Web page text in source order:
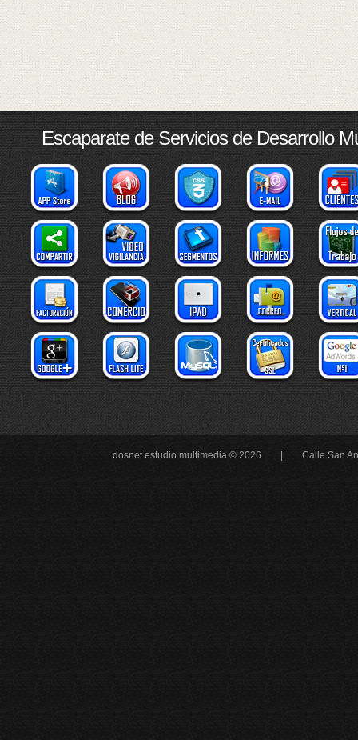
Escaparate de Servicios de Desarrollo
dosnet estudio multimedia © 2026 | Calle San